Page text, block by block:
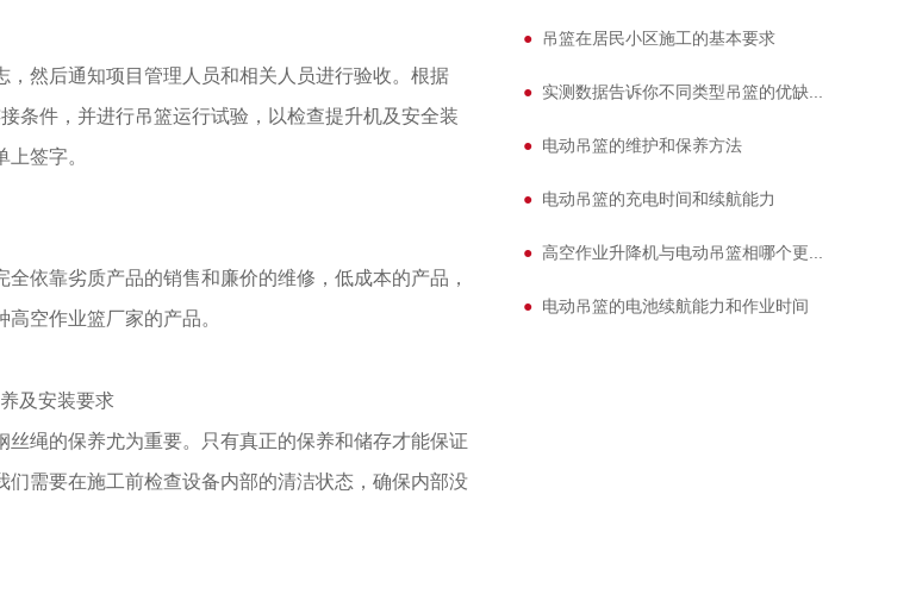
然后通知项目管理人员和相关人员进行验收。根据
条件，并进行吊篮运行试验，以检查提升机及安全装
签字。
依靠劣质产品的销售和廉价的维修，低成本的产品，
空作业篮厂家的产品。
绳的保养尤为重要。只有真正的保养和储存才能保证
需要在施工前检查设备内部的清洁状态，确保内部没
● 吊篮在居民小区施工的基本要求
● 实测数据告诉你不同类型吊篮的优缺...
● 电动吊篮的维护和保养方法
● 电动吊篮的充电时间和续航能力
● 高空作业升降机与电动吊篮相哪个更...
● 电动吊篮的电池续航能力和作业时间